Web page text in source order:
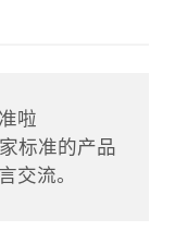
啦
标准的产品
交流。